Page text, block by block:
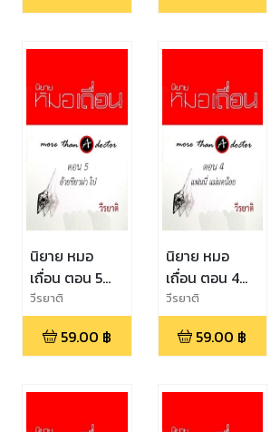
บูรณา
นิยาย หมอ
เถื่อน ตอน 5
อ้ายชียาม่า โบ๋ !
วีรยาติ
59.00 ฿
นิยาย หมอ
เถื่อน ตอน 4
แฟนนี่ แม่มด
น้อย
วีรยาติ
59.00 ฿